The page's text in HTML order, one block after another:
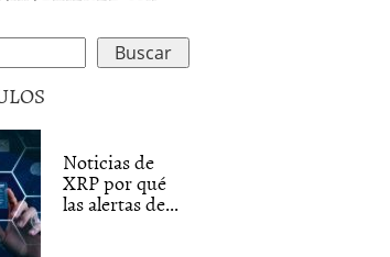
Noticias de
XRP por qué
las alertas de...